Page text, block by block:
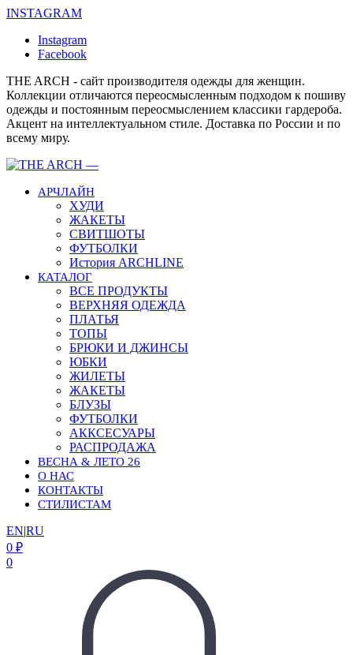
INSTAGRAM
Instagram
Facebook
THE ARCH - сайт производителя одежды для женщин.
Коллекции отличаются переосмысленным подходом к пошиву
одежды и постоянным переосмыслением классики гардероба.
Акцент на интеллектуальном стиле. Доставка по России и по
всему миру.
АРЧЛАЙН
ХУДИ
ЖАКЕТЫ
СВИТШОТЫ
ФУТБОЛКИ
История ARCHLINE
КАТАЛОГ
ВСЕ ПРОДУКТЫ
ВЕРХНЯЯ ОДЕЖДА
ПЛАТЬЯ
ТОПЫ
БРЮКИ И ДЖИНСЫ
ЮБКИ
ЖИЛЕТЫ
ЖАКЕТЫ
БЛУЗЫ
ФУТБОЛКИ
АККСЕСУАРЫ
РАСПРОДАЖА
ВЕСНА & ЛЕТО 26
О НАС
КОНТАКТЫ
СТИЛИСТАМ
EN|RU
0 ₽
0